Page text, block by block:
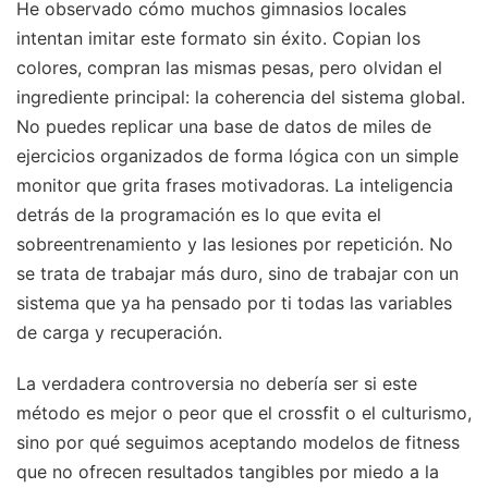
He observado cómo muchos gimnasios locales
intentan imitar este formato sin éxito. Copian los
colores, compran las mismas pesas, pero olvidan el
ingrediente principal: la coherencia del sistema global.
No puedes replicar una base de datos de miles de
ejercicios organizados de forma lógica con un simple
monitor que grita frases motivadoras. La inteligencia
detrás de la programación es lo que evita el
sobreentrenamiento y las lesiones por repetición. No
se trata de trabajar más duro, sino de trabajar con un
sistema que ya ha pensado por ti todas las variables
de carga y recuperación.
La verdadera controversia no debería ser si este
método es mejor o peor que el crossfit o el culturismo,
sino por qué seguimos aceptando modelos de fitness
que no ofrecen resultados tangibles por miedo a la